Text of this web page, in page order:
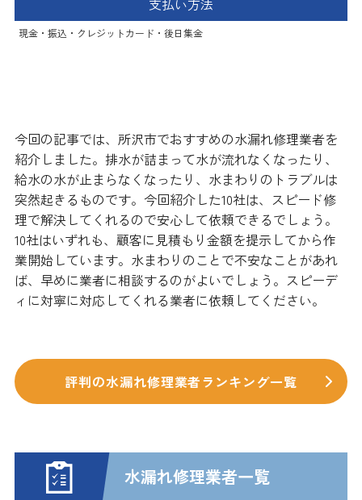
現金・振込・クレジットカード・後日集金
今回の記事では、所沢市でおすすめの水漏れ修理業者を
紹介しました。排水が詰まって水が流れなくなったり、
給水の水が止まらなくなったり、水まわりのトラブルは
突然起きるものです。今回紹介した10社は、スピード修
理で解決してくれるので安心して依頼できるでしょう。
10社はいずれも、顧客に見積もり金額を提示してから作
業開始しています。水まわりのことで不安なことがあれ
ば、早めに業者に相談するのがよいでしょう。スピーデ
ィに対寧に対応してくれる業者に依頼してください。
評判の水漏れ修理業者ランキング一覧
水漏れ修理業者一覧